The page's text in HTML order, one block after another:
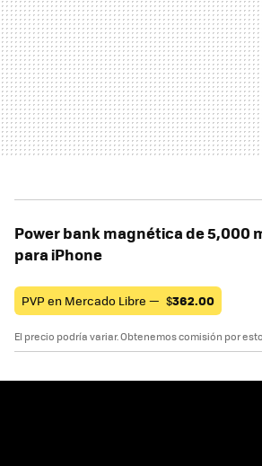
Power bank magnética de 5,000
para iPhone
PVP en Mercado Libre — $362.00
El precio podría variar. Obtenemos comisión por